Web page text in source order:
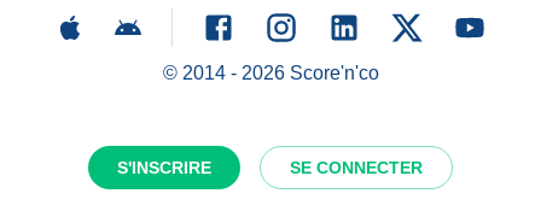
S'INSCRIRE SE CONNECTER
© 2014 - 2026Score'n'co